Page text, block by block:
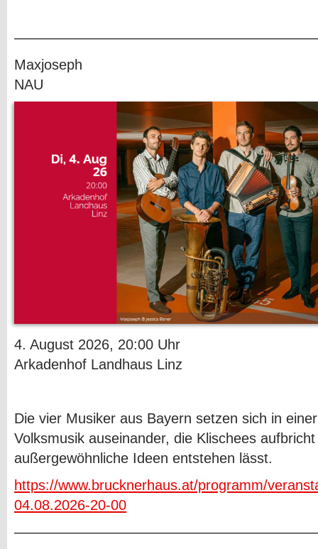
Maxjoseph
NAU
4. August 2026, 20:00 Uhr
Arkadenhof Landhaus Linz
Die vier Musiker aus Bayern setzen sich in
Volksmusik auseinander, die Klischees
außergewöhnliche Ideen entstehen lässt.
https://www.brucknerhaus.at/programm/
04.08.2026-20-00